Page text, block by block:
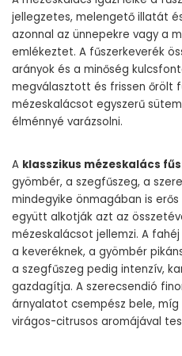
jellegzetes, melengető illatát
azonnal az ünnepekre vagy a
emlékeztet. A fűszerkeverék
arányok és a minőség
megválasztott és frissen őrölt
mézeskalácsot egyszerű
élménnyé varázsolni.
A klasszikus mézeskalács
gyömbér, a szegfűszeg, a
mindegyike önmagában is
együtt alkotják azt az
mézeskalácsot jellemzi. A
a keveréknek, a gyömbér
a szegfűszeg pedig intenzív,
gazdagítja. A szerecsendió
árnyalatot csempész bele,
virágos-citrusos aromájával